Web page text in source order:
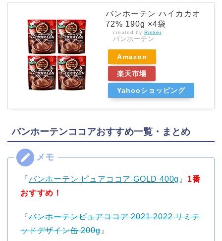
バンホーテン ハイカカオ
72% 190g ×4袋
created by Rinker
バンホーテン
Amazon
楽天市場
Yahooショッピング
バンホーテンココアおすすめ一覧・まとめ
『バンホーテン ピュアココア GOLD 400g 』 1番
おすすめ！
『バンホーテンピュアココア 2021-2022 リミテ
ッドデザイン缶 200g』